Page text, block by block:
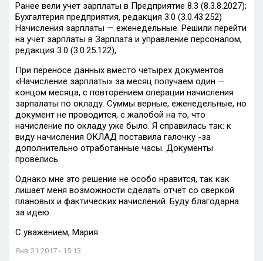
Ранее вели учет зарплаты в Предприятие 8.3 (8.3.8.2027);
Бухгалтерия предприятия, редакция 3.0 (3.0.43.252)
Начисления зарплаты — еженедельные. Решили перейти
на учет зарплаты в Зарплата и управление персоналом,
редакция 3.0 (3.0.25.122),
При переносе данных вместо четырех документов
«Начисление зарплаты» за месяц получаем один —
концом месяца, с повторением операции начисления
зарпалаты по окладу. Суммы верные, еженедельные, но
документ не проводится, с жалобой на то, что
начисление по окладу уже было. Я справилась так: к
виду начисления ОКЛАД поставила галочку -за
дополнительно отработанные часы. Документы
провелись.
Однако мне это решение не особо нравится, так как
лишает меня возможности сделать отчет со сверкой
плановых и фактических начислений. Буду благодарна
за идею.
С уважением, Мария
Янв 21 2017 - 15:13